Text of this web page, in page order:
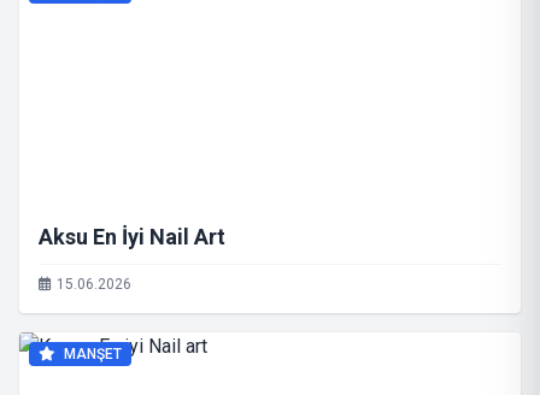
Aksu En İyi Nail Art
15.06.2026
MANŞET